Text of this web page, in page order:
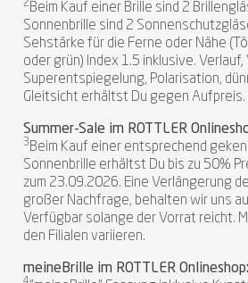
2 Beim Kauf einer Brille sind 2
Sonnenbrille sind 2
Sehstärke für die Ferne oder Nähe
oder grün) Index 1.5 inklusive.
Superentspiegelung, Polarisation,
Gleitsicht erhältst Du gegen Aufpreis.
Summer-Sale im ROTTLER
3 Beim Kauf einer entsprechend
Sonnenbrille erhältst Du bis zu 50%
zum 23.09.2026. Eine Verlängerung
großer Nachfrage, behalten wir uns
Verfügbar solange der Vorrat reicht.
den Filialen variieren.
meineBrille im ROTTLER Onlineshop: